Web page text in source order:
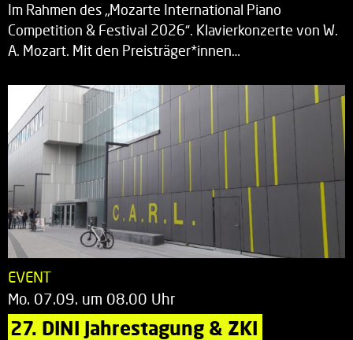
Im Rahmen des „Mozarte International Piano
Competition & Festival 2026“. Klavierkonzerte von W.
A. Mozart. Mit den Preisträger*innen…
EVENT
Mo. 07.09. um 08.00 Uhr
27. DINI Jahrestagung & ZKI